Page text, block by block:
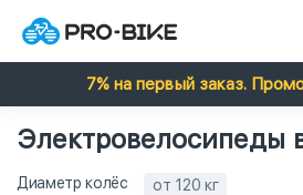
7% на первый заказ.
Электровелосипеды
Диаметр колёс от 120 кг